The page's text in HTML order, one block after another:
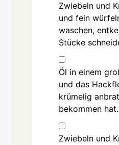
Zwiebeln und
und fein
waschen,
Stücke
Öl in einem
und das
krümelig
bekommen hat.
Zwiebeln und